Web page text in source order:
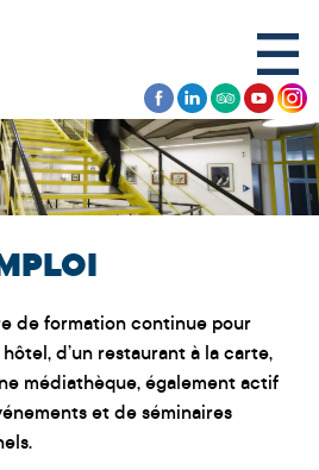
de formation continue pour
d’un restaurant à la carte,
médiathèque, également actif
et de séminaires